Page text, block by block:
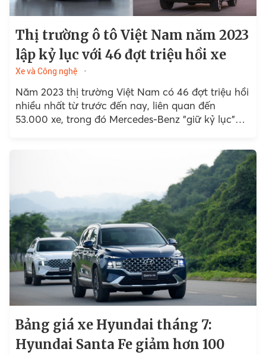
Thị trường ô tô Việt Nam năm 2023
lập kỷ lục với 46 đợt triệu hồi xe
Xe và Công nghệ
Năm 2023 thị trường Việt Nam có 46 đợt triệu hồi
nhiều nhất từ trước đến nay, liên quan đến
53.000 xe, trong đó Mercedes-Benz "giữ kỷ lục"
Bảng giá xe Hyundai tháng 7:
Hyundai Santa Fe giảm hơn 100